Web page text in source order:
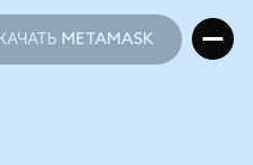
METAMASK